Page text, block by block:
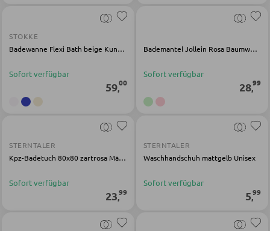
Jugendkleiderschränke
SCHREIBTISCHE
Eckschreibtische
Schreibtischkombinationen
STOKKE
Badewanne Flexi Bath beige Kunststoff
Sofort verfügbar
59,00
Bademantel Jollein Rosa Baumwolle
Sofort verfügbar
28,99
STERNTALER
Kpz-Badetuch 80x80 zartrosa Mädchen
Sofort verfügbar
23,99
STERNTALER
Waschhandschuh mattgelb Unisex
Sofort verfügbar
5,99